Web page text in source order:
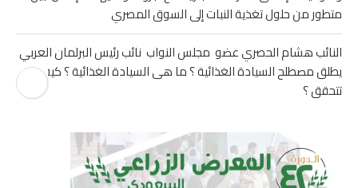
متطور من حلول تغذية النبات إلى السوق المصري
النائب هشام الحصري عضو مجلس النواب نائب رئيس البرلمان العربي
يطلق مصطلح السيادة الغذائية ؟ ما هى السيادة الغذائية ؟ كيف
تتحقق ؟